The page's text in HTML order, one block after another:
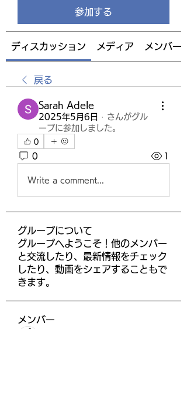
参加する
ディスカッション メディア メンバー
戻る
Sarah Adele
2025年5月6日 · さんがグル
ープに参加しました。
0
0 1
Write a comment...
グループについて
グループへようこそ！他のメンバー
と交流したり、最新情報をチェック
したり、動画をシェアすることもで
きます。
メンバー